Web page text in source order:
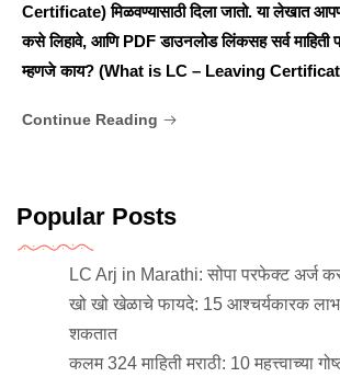
Certificate) मिळवण्यासाठी दिला जातो. या लेखात
कसे लिहावे, आणि PDF डाउनलोड लिंकसह सर्व माहिती
म्हणजे काय? (What is LC – Leaving
Continue Reading
Popular Posts
LC Arj in Marathi: सोपा परफेक्ट अर्ज
खो खो खेळाचे फायदे: 15 आश्चर्यकारक
शकतात
कलम 324 माहिती मराठी: 10 महत्त्वाच्या